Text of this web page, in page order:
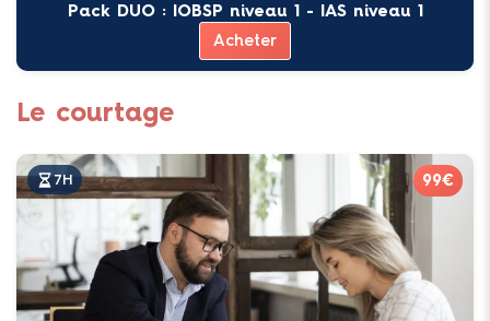
Pack DUO : IOBSP niveau 1 - IAS niveau 1
Acheter
Le courtage
7H 99€